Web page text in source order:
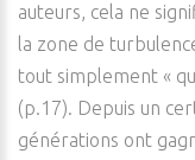
auteurs, cela ne
la zone de
tout simplement «
(p.17). Depuis un
générations ont